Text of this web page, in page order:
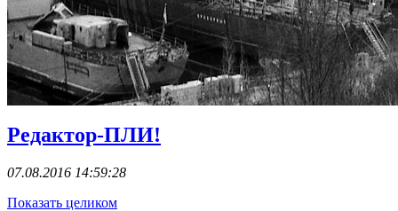
Редактор-ПЛИ!
07.08.2016 14:59:28
Показать целиком